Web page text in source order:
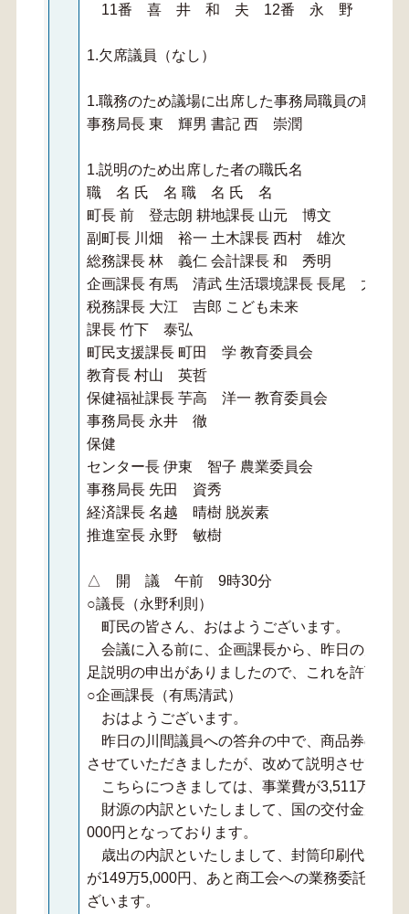
11番 喜 井 和 夫 12番 永 野 利
1.欠席議員（なし）
1.職務のため議場に出席した事務局職員の職氏名
事務局長 東 輝男 書記 西 崇潤
1.説明のため出席した者の職氏名
職 名 氏 名 職 名 氏 名
町長 前 登志朗 耕地課長 山元 博文
副町長 川畑 裕一 土木課長 西村 雄次
総務課長 林 義仁 会計課長 和 秀明
企画課長 有馬 清武 生活環境課長 長尾 太志
税務課長 大江 吉郎 こども未来
課長 竹下 泰弘
町民支援課長 町田 学 教育委員会
教育長 村山 英哲
保健福祉課長 芋高 洋一 教育委員会
事務局長 永井 徹
保健
センター長 伊東 智子 農業委員会
事務局長 先田 資秀
経済課長 名越 晴樹 脱炭素
推進室長 永野 敏樹
△ 開 議 午前 9時30分
○議長（永野利則）
町民の皆さん、おはようございます。
会議に入る前に、企画課長から、昨日の川間
足説明の申出がありましたので、これを許可し
○企画課長（有馬清武）
おはようございます。
昨日の川間議員への答弁の中で、商品券の配
させていただきましたが、改めて説明させてい
こちらにつきましては、事業費が3,511万
財源の内訳といたしまして、国の交付金が
000円となっております。
歳出の内訳といたしまして、封筒印刷代が6万
が149万5,000円、あと商工会への業務委託料と
ざいます。